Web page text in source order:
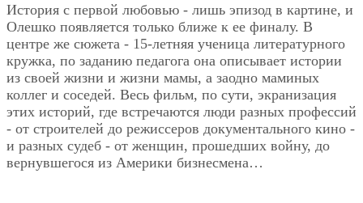
История с первой любовью - лишь эпизод в картине, и
Олешко появляется только ближе к ее финалу. В
центре же сюжета - 15-летняя ученица литературного
кружка, по заданию педагога она описывает истории
из своей жизни и жизни мамы, а заодно маминых
коллег и соседей. Весь фильм, по сути, экранизация
этих историй, где встречаются люди разных профессий
- от строителей до режиссеров документального кино -
и разных судеб - от женщин, прошедших войну, до
вернувшегося из Америки бизнесмена…